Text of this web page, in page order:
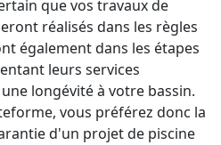
que vos travaux de
réalisés dans les règles
également dans les étapes
leurs services
longévité à votre bassin.
vous préférez donc la
d'un projet de piscine